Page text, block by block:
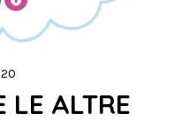
LE ALTRE